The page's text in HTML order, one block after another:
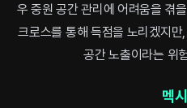
우 중원 공간 관리에 어려움을 겪
크로스를 통해 득점을 노리겠지
공간 노출이라는 위
멕